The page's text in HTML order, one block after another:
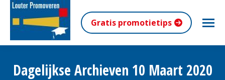
Gratis promotietips
Dagelijkse Archieven 10 Maart 2020